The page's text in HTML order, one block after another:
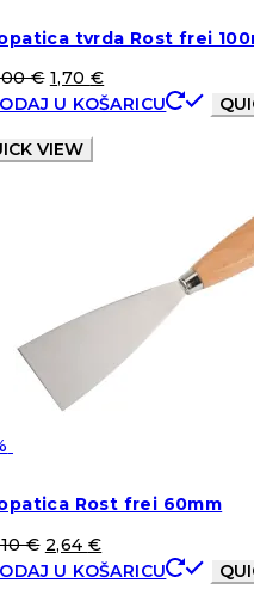
tvrda Rost frei
€ 1,70 €
U KOŠARICU
VIEW
Rost frei 60mm
€ 2,64 €
U KOŠARICU